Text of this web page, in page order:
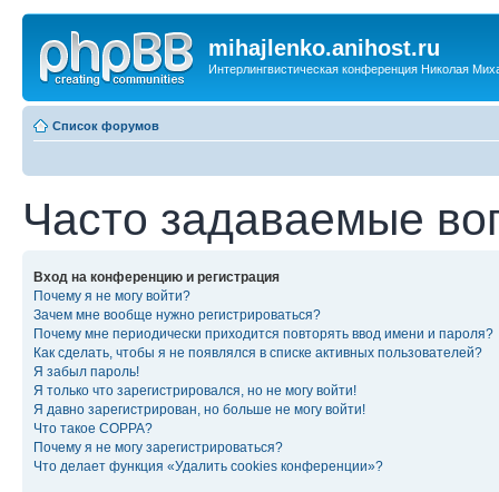
mihajlenko.anihost.ru
Интерлингвистическая конференция Николая
Список форумов
Часто задаваемые
Вход на конференцию и регистрация
Почему я не могу войти?
Зачем мне вообще нужно регистрироваться?
Почему мне периодически приходится повторять ввод имени и пароля?
Как сделать, чтобы я не появлялся в списке активных пользователей?
Я забыл пароль!
Я только что зарегистрировался, но не могу войти!
Я давно зарегистрирован, но больше не могу войти!
Что такое COPPA?
Почему я не могу зарегистрироваться?
Что делает функция «Удалить cookies конференции»?